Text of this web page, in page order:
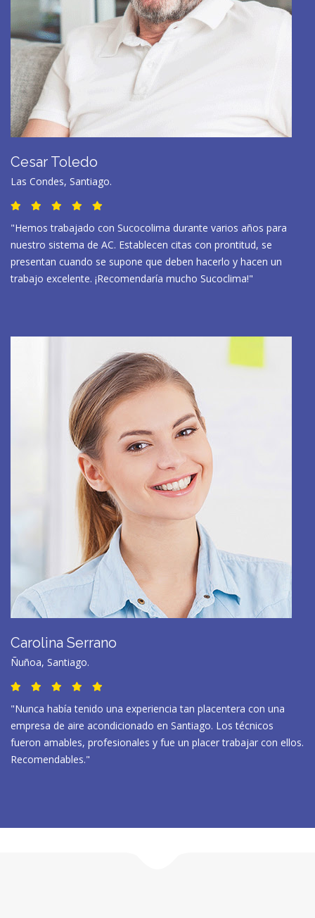
Cesar Toledo
Las Condes, Santiago.
"Hemos trabajado con Sucocolima durante varios años para
nuestro sistema de AC. Establecen citas con prontitud, se
presentan cuando se supone que deben hacerlo y hacen un
trabajo excelente. ¡Recomendaría mucho Sucoclima!"
Carolina Serrano
Ñuñoa, Santiago.
"Nunca había tenido una experiencia tan placentera con una
empresa de aire acondicionado en Santiago. Los técnicos
fueron amables, profesionales y fue un placer trabajar con ellos.
Recomendables."